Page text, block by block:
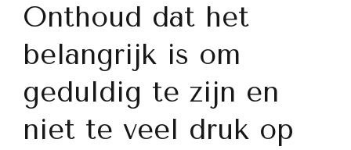
Onthoud dat het
belangrijk is om
geduldig te zijn en
niet te veel druk op